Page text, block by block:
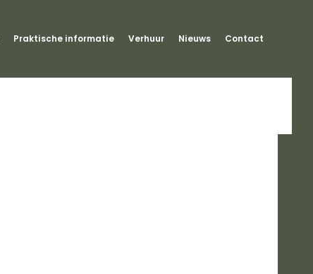
Praktische informatie Verhuur Nieuws Contact